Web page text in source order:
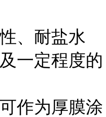
、耐盐水
一定程度的
作为厚膜涂